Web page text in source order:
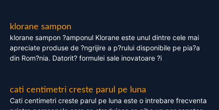
klorane sampon
klorane sampon ?amponul Klorane este unul dintre cele mai
apreciate produse de ?ngrijire a p?rului disponibile pe pia?a
din Rom?nia. Datorit? formulei sale inovatoare ?i
cati centimetri creste parul pe luna
Cati centimetri creste parul pe luna este o intrebare frecventa